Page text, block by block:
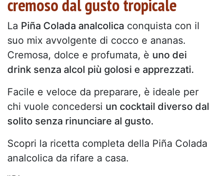
cremoso dal gusto tropicale
La Piña Colada analcolica conquista con il
suo mix avvolgente di cocco e ananas.
Cremosa, dolce e profumata, è uno dei
drink senza alcol più golosi e apprezzati.
Facile e veloce da preparare, è ideale per
chi vuole concedersi un cocktail diverso dal
solito senza rinunciare al gusto.
Scopri la ricetta completa della Piña Colada
analcolica da rifare a casa.